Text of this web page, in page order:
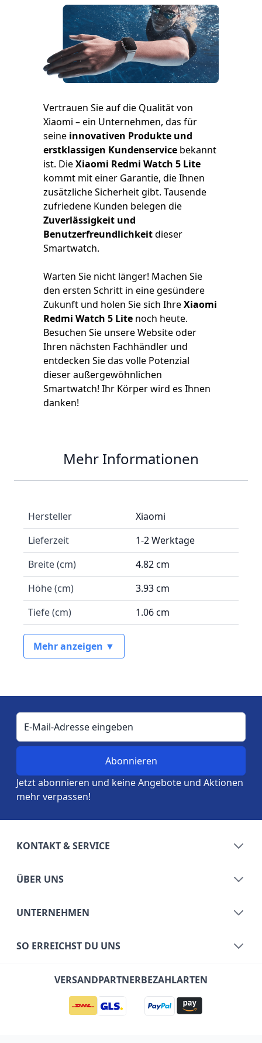
Vertrauen Sie auf die Qualität von
Xiaomi – ein Unternehmen, das für
seine innovativen Produkte und
erstklassigen Kundenservice bekannt
ist. DieXiaomi Redmi Watch 5 Lite
kommt mit einer Garantie, die Ihnen
zusätzliche Sicherheit gibt. Tausende
zufriedene Kunden belegen die
Zuverlässigkeit und
Benutzerfreundlichkeitdieser
Smartwatch.
Warten Sie nicht länger! Machen Sie
den ersten Schritt in eine gesündere
Zukunft und holen Sie sich IhreXiaomi
Redmi Watch 5 Lite noch heute.
Besuchen Sie unsere Website oder
Ihren nächsten Fachhändler und
entdecken Sie das volle Potenzial
dieser außergewöhnlichen
Smartwatch! Ihr Körper wird es Ihnen
danken!
Mehr Informationen
Hersteller
Xiaomi
Lieferzeit
1-2 Werktage
Breite (cm)
4.82 cm
Höhe (cm)
3.93 cm
Tiefe (cm)
1.06 cm
Mehr anzeigen ▼
E-Mail-Adresse
Jetzt abonnieren und keine Angebote und Aktionen
mehr verpassen!
KONTAKT & SERVICE
ÜBER UNS
UNTERNEHMEN
SO ERREICHST DU UNS
VERSANDPARTNERBEZAHLARTEN